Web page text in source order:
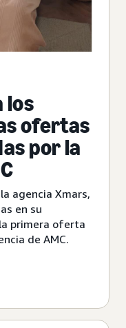
los
ofertas
por la
agencia Xmars,
en su
primera oferta
de AMC.